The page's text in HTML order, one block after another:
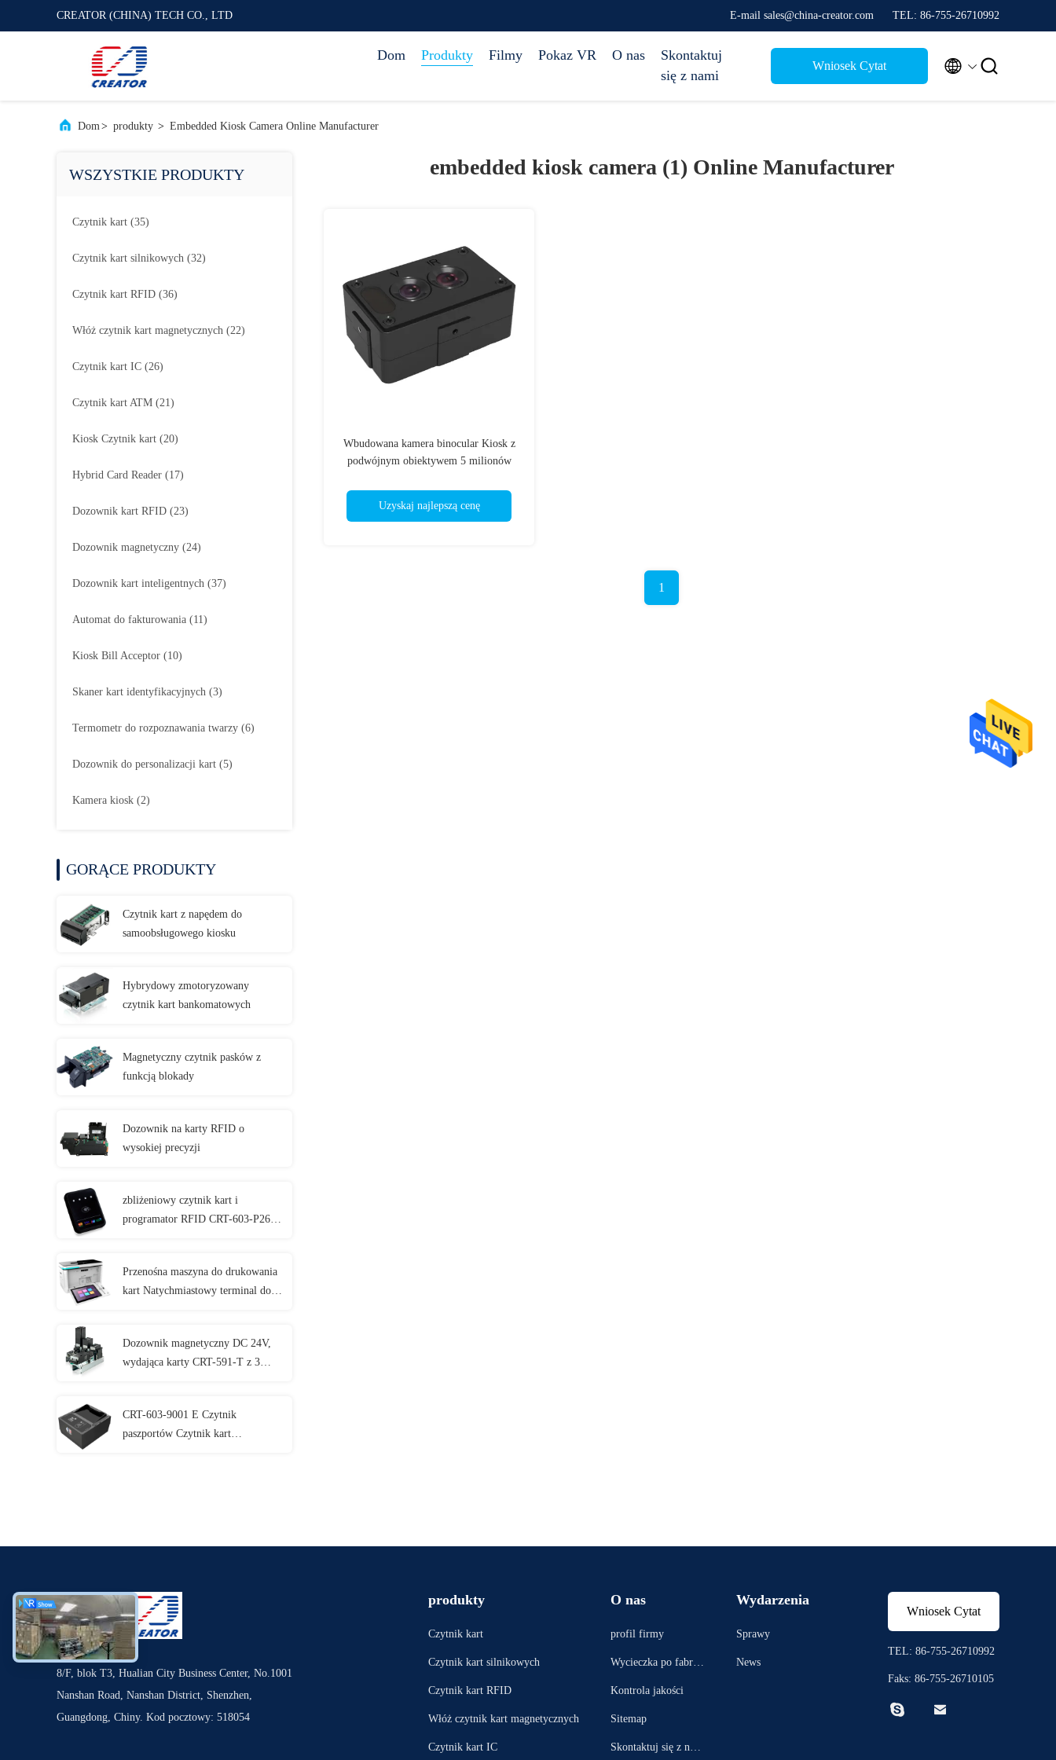
CREATOR (CHINA) TECH CO., LTD E-mail sales@china-creator.com TEL: 86-755-26710992
Dom Produkty Filmy Pokaz VR O nas
Skontaktuj
się z nami
Wniosek Cytat  
Dom> produkty > Embedded Kiosk Camera Online Manufacturer
WSZYSTKIE PRODUKTY
Czytnik kart (35)
Czytnik kart silnikowych (32)
Czytnik kart RFID (36)
Włóż czytnik kart magnetycznych (22)
Czytnik kart IC (26)
Czytnik kart ATM (21)
Kiosk Czytnik kart (20)
Hybrid Card Reader (17)
Dozownik kart RFID (23)
Dozownik magnetyczny (24)
Dozownik kart inteligentnych (37)
Automat do fakturowania (11)
Kiosk Bill Acceptor (10)
Skaner kart identyfikacyjnych (3)
Termometr do rozpoznawania twarzy (6)
Dozownik do personalizacji kart (5)
Kamera kiosk (2)
GORĄCE PRODUKTY
Czytnik kart z napędem do
samoobsługowego kiosku
Hybrydowy zmotoryzowany
czytnik kart bankomatowych
Magnetyczny czytnik pasków z
funkcją blokady
Dozownik na karty RFID o
wysokiej precyzji
zbliżeniowy czytnik kart i
programator RFID CRT-603-P260-
Przenośna maszyna do drukowania
kart Natychmiastowy terminal do
Dozownik magnetyczny DC 24V,
wydająca karty CRT-591-T z 3
CRT-603-9001 E Czytnik
paszportów Czytnik kart
embedded kiosk camera (1) Online Manufacturer
Wbudowana kamera binocular Kiosk z
podwójnym obiektywem 5 milionów
Uzyskaj najlepszą cenę
1
8/F, blok T3, Hualian City Business Center, No.1001
Nanshan Road, Nanshan District, Shenzhen,
Guangdong, Chiny. Kod pocztowy: 518054
produkty
Czytnik kart
Czytnik kart silnikowych
Czytnik kart RFID
Włóż czytnik kart magnetycznych
Czytnik kart IC
O nas
profil firmy
Wycieczka po fabryc
Kontrola jakości
Sitemap
Skontaktuj się z nam
Wydarzenia
Sprawy
News
Wniosek Cytat
TEL: 86-755-26710992
Faks: 86-755-26710105
 